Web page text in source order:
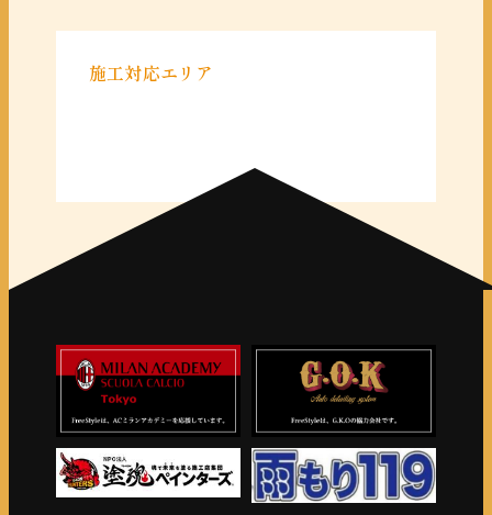
施工対応エリア